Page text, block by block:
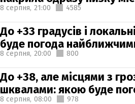
8 серпня, 21:00 4585
До +33 градусів і
буде погода
8 серпня, 20:00 800
До +38, але місцями з
шквалами: якою буде
8 серпня, 08:00 978